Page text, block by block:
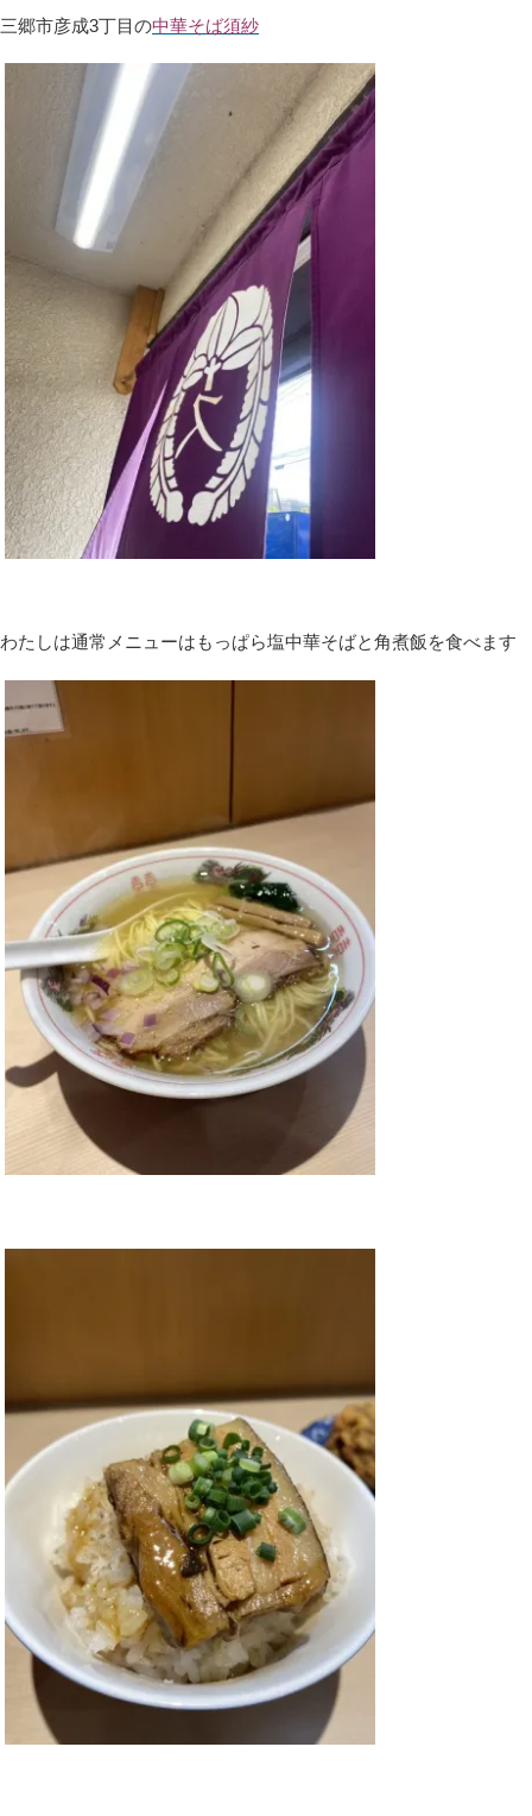
三郷市彦成3丁目の中華そば須紗
わたしは通常メニューはもっぱら塩中華そばと角煮飯を食べます